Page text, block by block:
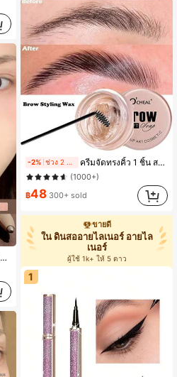
-2% ครีมจัดทรงคิ้ว 1 ชิ้น สบู่คิ้วไร้สี เจลจัดทรงธรรมชาติแบบเสริมทรง แห้งไว แว็กซ์คิ้ว
ใน การกำหนด คิ้ว
(1000+)
#3 ขายดี ใน การกำหนด คิ้ว
(1000+)
#3 ขายดี ใน การกำหนด คิ้ว
(1000+)
(1000+)
฿48 300+ sold
ขายดี
ใน ดินสออายไลเนอร์ อายไล
เนอร์
ผู้ใช้ 1k+ ให้ 5 ดาว
1